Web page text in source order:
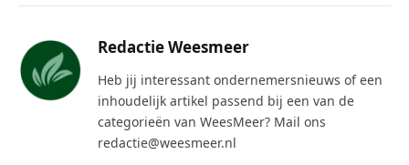
Redactie Weesmeer
Heb jij interessant ondernemersnieuws of een
inhoudelijk artikel passend bij een van de
categorieën van WeesMeer? Mail ons
redactie@weesmeer.nl